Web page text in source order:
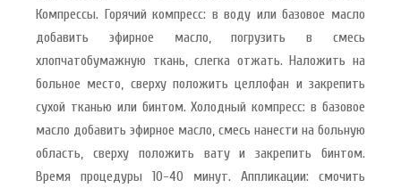
Компрессы. Горячий компресс: в воду или базовое масло
добавить эфирное масло, погрузить в смесь
хлопчатобумажную ткань, слегка отжать. Наложить на
больное место, сверху положить целлофан и закрепить
сухой тканью или бинтом. Холодный компресс: в базовое
масло добавить эфирное масло, смесь нанести на больную
область, сверху положить вату и закрепить бинтом.
Время процедуры 10-40 минут. Аппликации: смочить